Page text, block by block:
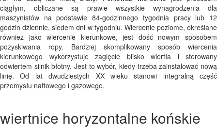
ciągłym, obliczane są prawie wszystkie wynagrodzenia dla
maszynistów na podstawie 84-godzinnego tygodnia pracy lub 12
godzin dziennie, siedem dni w tygodniu. Wiercenie poziome, określane
również jako wiercenie kierunkowe, jest dość nowym sposobem
pozyskiwania ropy. Bardziej skomplikowany sposób wiercenia
kierunkowego wykorzystuje zagięcie blisko wiertła i sterowany
odwiertem silnik błotny. Jest to wybór, kiedy trzeba zainstalować nową
linię. Od lat dwudziestych XX wieku stanowi integralną część
przemysłu naftowego i gazowego.
wiertnice horyzontalne końskie